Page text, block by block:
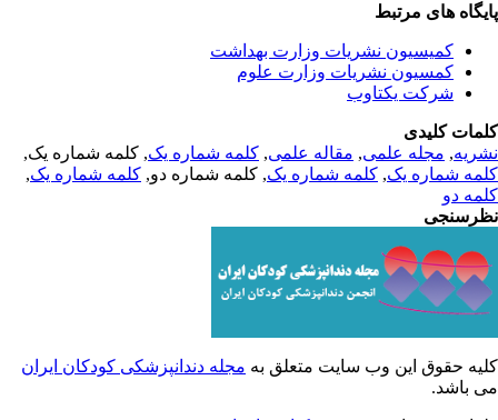
های مرتبط
کمیسیون نشریات وزارت بهداشت
کمسیون نشریات وزارت علوم
شرکت یکتاوب
کلیدی
,مجله علمی, مقاله علمی, کلمه شماره یک, کلمه شماره یک,
شماره یک,کلمه شماره یک, کلمه شماره دو,کلمه شماره یک,
دو
حقوق این وب سایت متعلق بهمجله دندانپزشکی کودکان ایران
باشد.